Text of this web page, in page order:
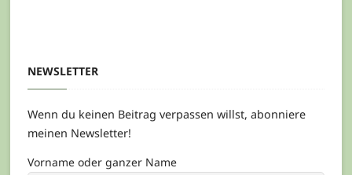
NEWSLETTER
Wenn du keinen Beitrag verpassen willst, abonniere
meinen Newsletter!
Vorname oder ganzer Name